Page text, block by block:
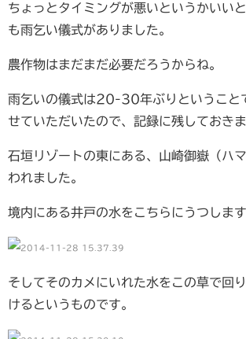
ちょっとタイミングが悪いというかいい
も雨乞い儀式がありました。
農作物はまだまだ必要だろうからね。
雨乞いの儀式は20-30年ぶりということ
せていただいたので、記録に残しておきま
石垣リゾートの東にある、山崎御嶽（ハ
われました。
境内にある井戸の水をこちらにうつします
そしてそのカメにいれた水をこの草で回
けるというものです。